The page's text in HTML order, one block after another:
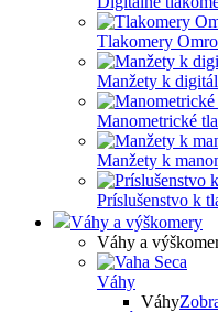
Tlakomery
Manžety k
Manometrické
Manžety k
Príslušenstvo k
Váhy a výškomery
Váhy a
Váhy
Váhy